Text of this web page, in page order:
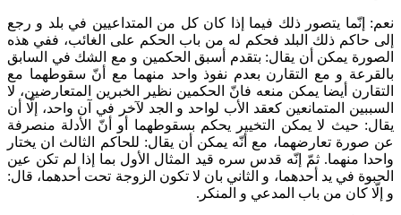
نعم: إنّما يتصور ذلك فيما إذا كان كل من المتداعيين في بلد و رجع
إلى حاكم ذلك‌ البلد فحكم له من باب الحكم على الغائب، ففي هذه
الصورة يمكن أن يقال: بتقدم أسبق الحكمين و مع الشك في السابق
بالقرعة و مع التقارن بعدم نفوذ واحد منهما مع أنّ سقوطهما مع
التقارن أيضا يمكن منعه فانّ الحكمين نظير الخبرين المتعارضين، لا
السببين المتمانعين كعقد الأب لواحد و الجد لآخر في آن واحد، إلّا أن
يقال: حيث لا يمكن التخيير يحكم بسقوطهما أو أنّ الأدلة منصرفة
عن صورة تعارضهما، مع أنّه يمكن أن يقال: للحاكم الثالث ان يختار
واحدا منهما. ثمّ إنّه قدس سره قيد المثال الأول بما إذا لم تكن عين
الحبوة في يد أحدهما، و الثاني بان لا تكون الزوجة تحت أحدهما، قال:
و إلّا كان من باب المدعي و المنكر.